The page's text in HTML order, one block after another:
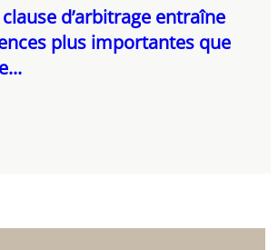
d’arbitrage entraîne
plus importantes que